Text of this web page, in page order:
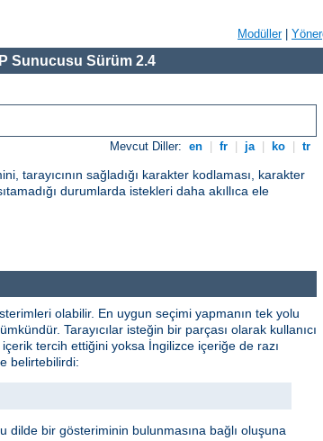
Modüller|
Sunucusu Sürüm 2.4
Mevcut Diller: en fr ja ko tr
tarayıcının sağladığı karakter kodlaması, karakter
durumlarda istekleri daha akıllıca ele
olabilir. En uygun seçimi yapmanın tek yolu
Tarayıcılar isteğin bir parçası olarak kullanıcı
içerik tercih ettiğini yoksa İngilizce içeriğe de razı
belirtebilirdi:
dilde bir gösteriminin bulunmasına bağlı oluşuna